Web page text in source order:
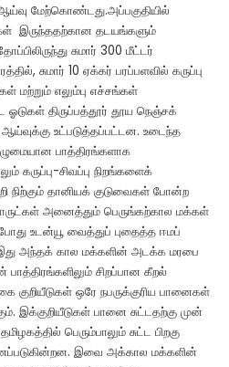
ஆய்வு மேற்கொண்டது.அப்பகுதியில்
இருந்ததற்கான தடயங்களும்
சுமார் 300 மீட்டர்
சுமார் 10 ஏக்கர் பரப்பளவில் கருப்பு
மற்றும் எலும்பு எச்சங்கள்
ஓடுகள் திருப்பத்தூர் தூய நெஞ்சக்
ஆய்வுக்கு உட்படுத்தப்பட்டன. உடைந்த
பாத்திரங்களாக
கருப்பு-சிவப்பு நிறங்களைக்
தானியக் குடுவைகள் போன்ற
அனைத்தும் பெருங்கற்கால மக்கள்
உடன்யூ வைத்துப் புதைத்த ஈமப்
இது அந்தக் கால மக்களின் அடக்க மரபை
சிறப்பான கீறல்
குறியீடுகள் ஒரே நபருக்குரிய பானைகள்
இக்குறியீடுகள் பானை சுட்டதற்கு முன்
பெரும்பாலும் சுட்ட பிறகு
இவை அக்கால மக்களின்